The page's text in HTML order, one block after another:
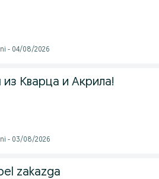
- 04/08/2026
Кварца и Акрила!
- 03/08/2026
zakazga